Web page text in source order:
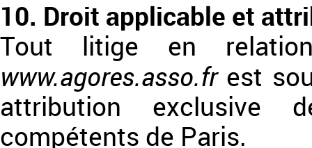
10. Droit applicable et
Tout litige en
www.agores.asso.frest
attribution exclusive
compétents de Paris.